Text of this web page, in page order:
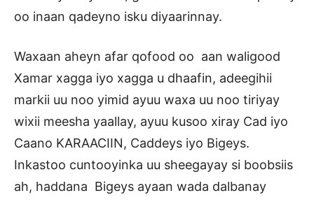
oo inaan qadeyno isku diyaarinnay.
Waxaan aheyn afar qofood oo aan waligood
Xamar xagga iyo xagga u dhaafin, adeegihii
markii uu noo yimid ayuu waxa uu noo tiriyay
wixii meesha yaallay, ayuu kusoo xiray Cad iyo
Caano KARAACIIN, Caddeys iyo Bigeys.
Inkastoo cuntooyinka uu sheegayay si boobsiis
ah, haddana Bigeys ayaan wada dalbanay